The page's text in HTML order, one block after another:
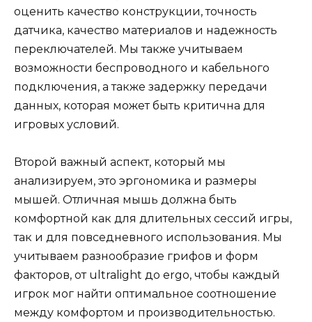
оценить качество конструкции, точность
датчика, качество материалов и надежность
переключателей. Мы также учитываем
возможности беспроводного и кабельного
подключения, а также задержку передачи
данных, которая может быть критична для
игровых условий.
Второй важный аспект, который мы
анализируем, это эргономика и размеры
мышей. Отличная мышь должна быть
комфортной как для длительных сессий игры,
так и для повседневного использования. Мы
учитываем разнообразие грифов и форм
факторов, от ultralight до ergo, чтобы каждый
игрок мог найти оптимальное соотношение
между комфортом и производительностью.